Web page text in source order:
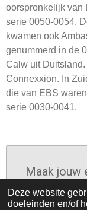
Deze website
doeleinden en/of
oorspronkelijk van
serie 0050-0054.
kwamen ook
genummerd in de
Calw uit
Connexxion. In
die van EBS
serie 0030-0041.
Maak jouw